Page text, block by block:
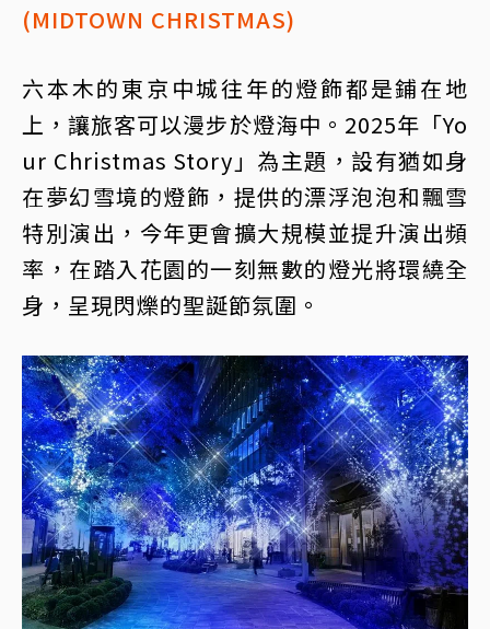
(MIDTOWN CHRISTMAS)
六本木的東京中城往年的燈飾都是鋪在地
上，讓旅客可以漫步於燈海中。2025年「Yo
ur Christmas Story」為主題，設有猶如身
在夢幻雪境的燈飾，提供的漂浮泡泡和飄雪
特別演出，今年更會擴大規模並提升演出頻
率，在踏入花園的一刻無數的燈光將環繞全
身，呈現閃爍的聖誕節氛圍。